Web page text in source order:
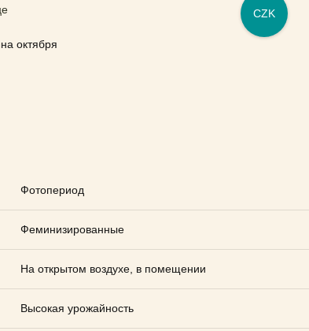
октября
Фотопериод
Феминизированные
На открытом воздухе, в помещении
Высокая урожайность
CZK